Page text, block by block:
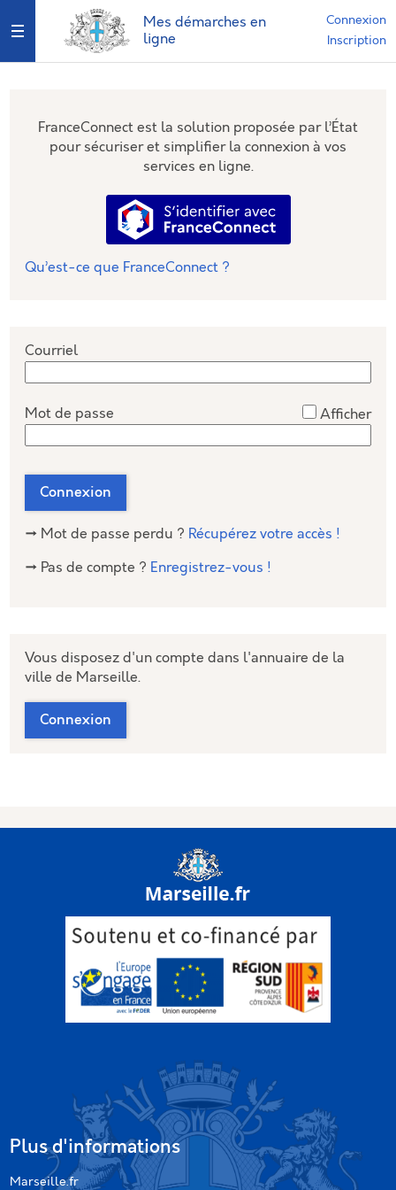
Mes démarches en
ligne
Connexion
Inscription
Ouvrir le menu
FranceConnect est la solution proposée par l’État
pour sécuriser et simplifier la connexion à vos
services en ligne.
S’identifier avec
Qu’est-ce que FranceConnect ?
Courriel
Mot de passe Afficher
Connexion
→ Mot de passe perdu ? Récupérez votre accès !
→ Pas de compte ? Enregistrez-vous !
Vous disposez d'un compte dans l'annuaire de la
ville de Marseille.
Connexion
Plus d'informations
Marseille.fr